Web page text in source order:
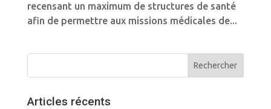
recensant un maximum de structures de santé
afin de permettre aux missions médicales de...
Articles récents